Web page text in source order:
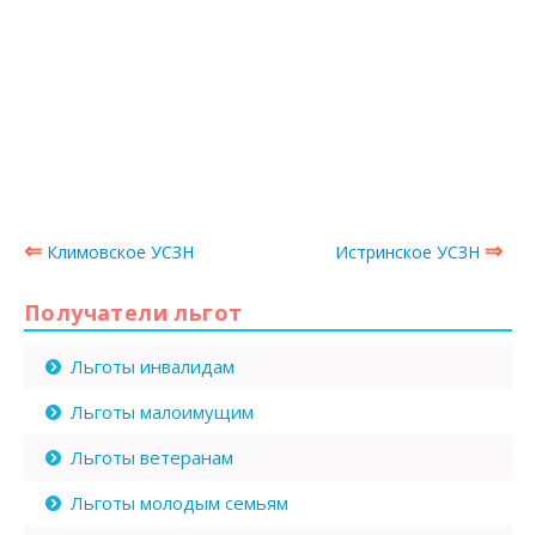
⇐ Климовское УСЗН Истринское УСЗН ⇒
Получатели льгот
Льготы инвалидам
Льготы малоимущим
Льготы ветеранам
Льготы молодым семьям